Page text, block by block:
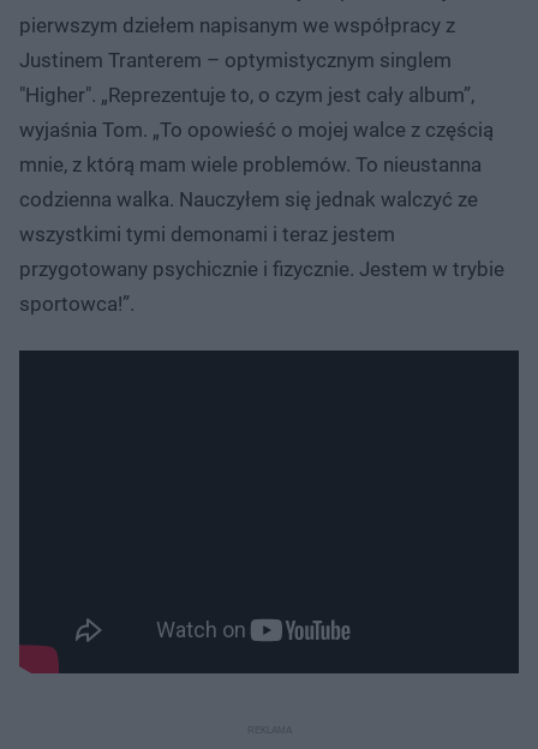
pierwszym dziełem napisanym we współpracy z
Justinem Tranterem – optymistycznym singlem
"Higher". „Reprezentuje to, o czym jest cały album”,
wyjaśnia Tom. „To opowieść o mojej walce z częścią
mnie, z którą mam wiele problemów. To nieustanna
codzienna walka. Nauczyłem się jednak walczyć ze
wszystkimi tymi demonami i teraz jestem
przygotowany psychicznie i fizycznie. Jestem w trybie
sportowca!”.